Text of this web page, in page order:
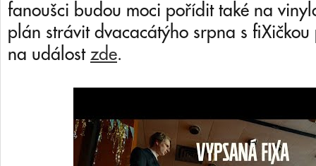
fanoušci budou moci pořídit také na
plán strávit dvacacátýho srpna s
na událost zde.